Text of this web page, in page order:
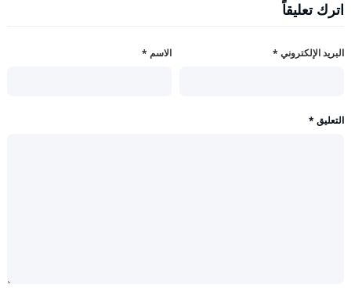
اترك تعليقاً
الاسم * البريد الإلكتروني *
التعليق *